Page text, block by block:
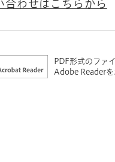
合わせはこちらから
PDF形式のファ
Adobe Readerを